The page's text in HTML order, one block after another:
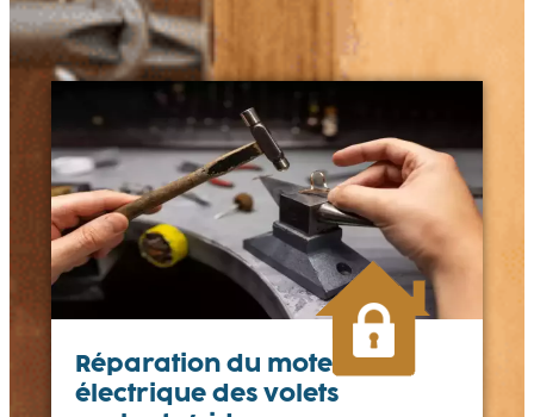
Réparation du moteur
électrique des volets